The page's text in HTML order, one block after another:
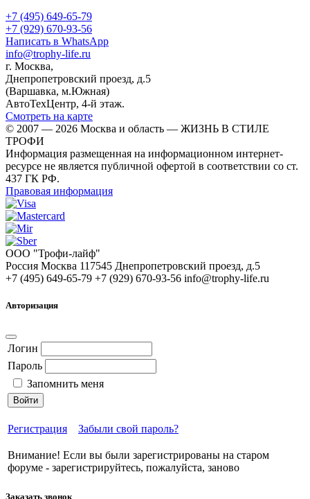
+7 (495) 649-65-79
+7 (929) 670-93-56
Написать в WhatsApp
info@trophy-life.ru
г. Москва,
Днепропетровский проезд, д.5
(Варшавка, м.Южная)
АвтоТехЦентр, 4-й этаж.
Смотреть на карте
© 2007 — 2026 Москва и область — ЖИЗНЬ В СТИЛЕ
ТРОФИ
Информация размещенная на информационном интернет-
ресурсе не является публичной офертой в соответствии со ст.
437 ГК РФ.
Правовая информация
ООО "Трофи-лайф"
Россия Москва 117545 Днепропетровский проезд, д.5
+7 (495) 649-65-79 +7 (929) 670-93-56 info@trophy-life.ru
Авторизация
Логин
Пароль
Запомнить меня
Войти
Регистрация Забыли свой пароль?
Внимание! Если вы были зарегистрированы на старом
форуме - зарегистрируйтесь, пожалуйста, заново
Заказать звонок